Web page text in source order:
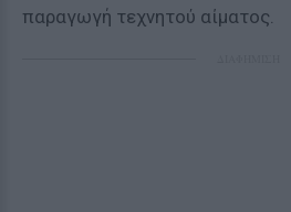
παραγωγή τεχνητού αίματος.